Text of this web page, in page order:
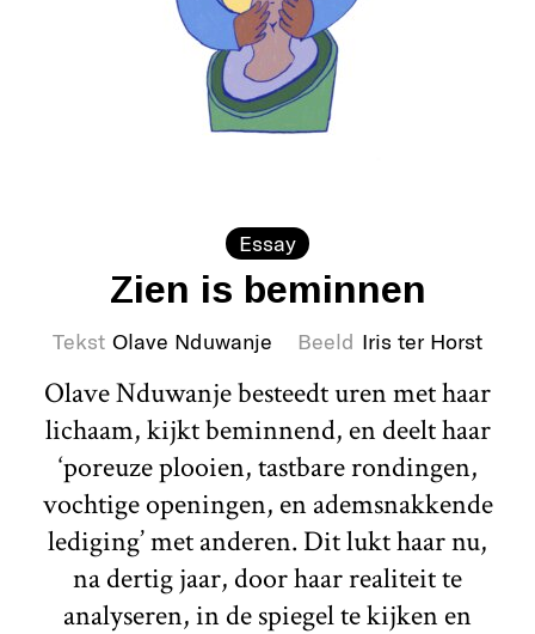
Essay
Zien is beminnen
Tekst Olave Nduwanje Beeld Iris ter Horst
Olave Nduwanje besteedt uren met haar
lichaam, kijkt beminnend, en deelt haar
‘poreuze plooien, tastbare rondingen,
vochtige openingen, en ademsnakkende
lediging’ met anderen. Dit lukt haar nu,
na dertig jaar, door haar realiteit te
analyseren, in de spiegel te kijken en